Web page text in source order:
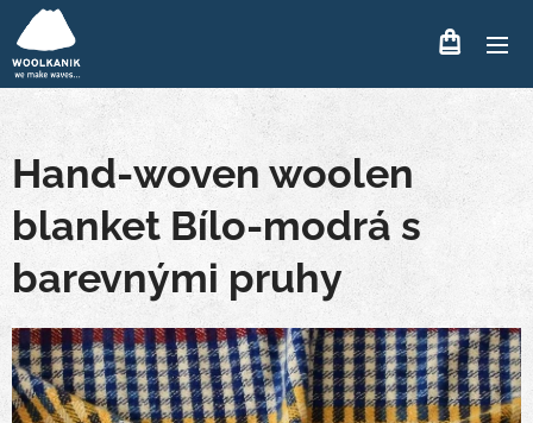
Hand-woven woolen
blanket Bílo-modrá s
barevnými pruhy